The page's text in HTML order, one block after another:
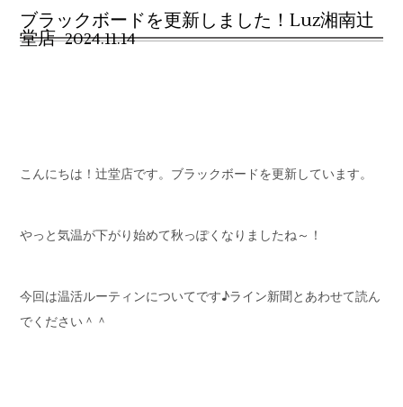
ブラックボードを更新しました！Luz湘南辻
堂店 2024.11.14
こんにちは！辻堂店です。ブラックボードを更新しています。
やっと気温が下がり始めて秋っぽくなりましたね～！
今回は温活ルーティンについてです♪ライン新聞とあわせて読ん
でください＾＾